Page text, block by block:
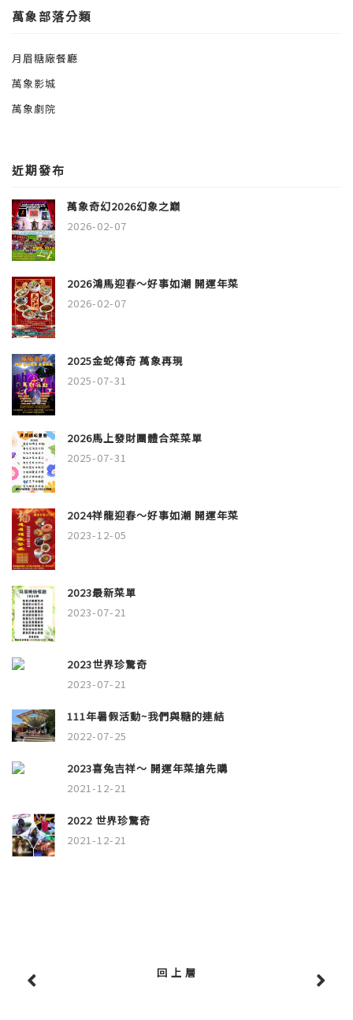
萬象部落分類
月眉糖廠餐廳
萬象影城
萬象劇院
近期發布
萬象奇幻2026幻象之巔
2026-02-07
2026鴻馬迎春～好事如潮 開運年菜
2026-02-07
2025金蛇傳奇 萬象再現
2025-07-31
2026馬上發財團體合菜菜單
2025-07-31
2024祥龍迎春～好事如潮 開運年菜
2023-12-05
2023最新菜單
2023-07-21
2023世界珍驚奇
2023-07-21
111年暑假活動~我們與糖的連結
2022-07-25
2023喜兔吉祥～ 開運年菜搶先購
2021-12-21
2022 世界珍驚奇
2021-12-21
回 上 層